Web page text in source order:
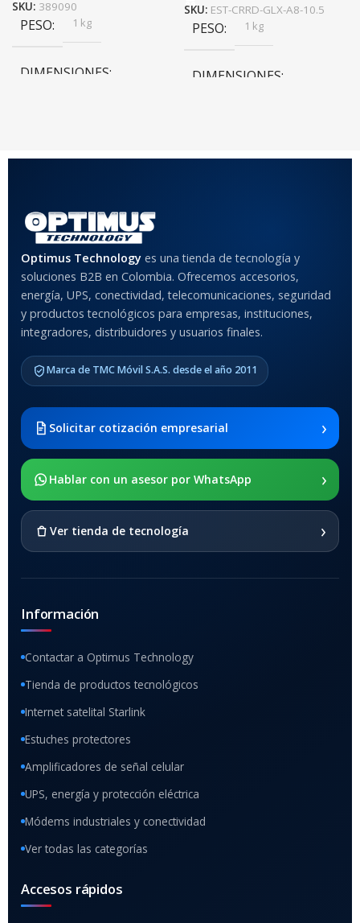
SKU: 389090
PESO 1 kg
DIMENSIONES
SKU: EST-CRRD-GLX-A8-10.5
PESO 1 kg
DIMENSIONES
COLOR
Anti-Shock
MODELO DE TABLETS
COMPATIBLES
2021 SM-x200 / Samsung
Galaxy Tab A8 10.5 2021 SM-
x205
SOPORTE DE APOYO
Optimus Technology es una tienda de tecnología y
soluciones B2B en Colombia. Ofrecemos accesorios,
energía, UPS, conectividad, telecomunicaciones, seguridad
y productos tecnológicos para empresas, instituciones,
integradores, distribuidores y usuarios finales.
Marca de TMC Móvil S.A.S. desde el año 2011
Solicitar cotización empresarial ›
Hablar con un asesor por WhatsApp ›
Ver tienda de tecnología ›
Información
Contactar a Optimus Technology
Tienda de productos tecnológicos
Internet satelital Starlink
Estuches protectores
Amplificadores de señal celular
UPS, energía y protección eléctrica
Módems industriales y conectividad
Ver todas las categorías
Accesos rápidos